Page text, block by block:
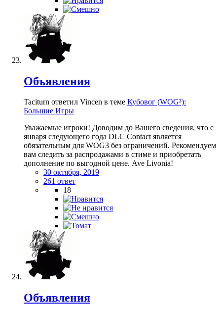
Объявления
Taciturn ответил Vincen в теме Кубовог (WOG³):
Большие Игры
Уважаемые игроки! Д оводим до Вашего свед ен и я, что с
января следующего года DLC Contact является
обязательным для WOG 3 без ограничений. Рекомендуем
вам следить за распродажами в стиме и приобретать
дополнение по выгодной цене. Ave Livonia!
30 октября, 2019
261 ответ
18
Объявления